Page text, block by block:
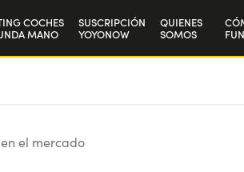
COCHES
MANO
SUSCRIPCIÓN
YOYONOW
QUIENES
SOMOS
el mercado